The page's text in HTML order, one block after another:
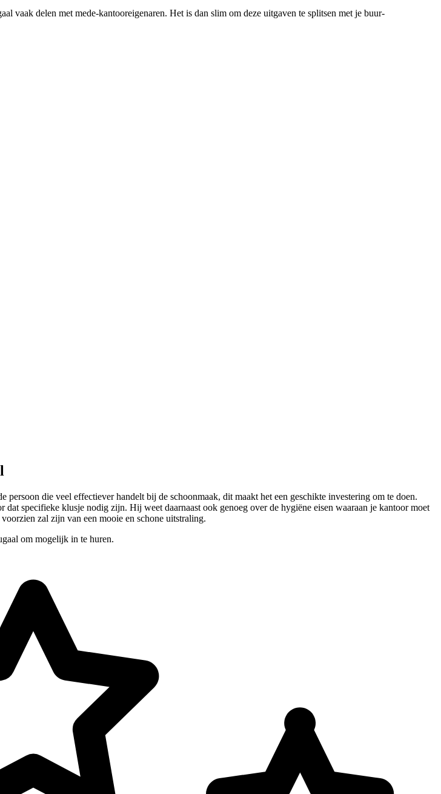
vaak delen met mede-kantooreigenaren. Het is dan slim om deze uitgaven te splitsen met je buur-
die veel effectiever handelt bij de schoonmaak, dit maakt het een geschikte investering om te doen.
specifieke klusje nodig zijn. Hij weet daarnaast ook genoeg over de hygiëne eisen waaraan je kantoor moet
zal zijn van een mooie en schone uitstraling.
om mogelijk in te huren.